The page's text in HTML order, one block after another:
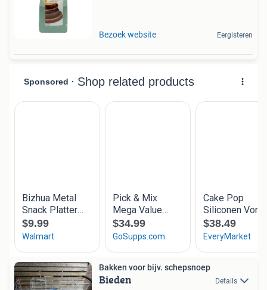
Bezoek website Eergisteren
Bakken voor bijv. schepsnoep
Bieden Details